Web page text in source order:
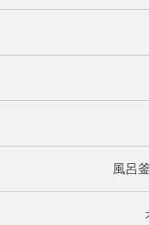
風呂